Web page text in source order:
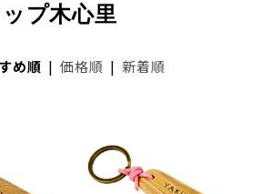
プ木心里
め順 |価格順 | 新着順